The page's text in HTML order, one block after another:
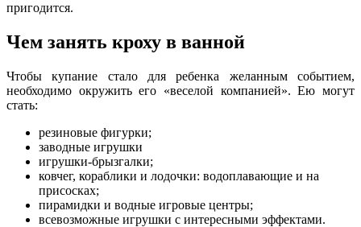
пригодится.
Чем занять кроху в ванной
Чтобы купание стало для ребенка желанным событием,
необходимо окружить его «веселой компанией». Ею могут
стать:
резиновые фигурки;
заводные игрушки
игрушки-брызгалки;
ковчег, кораблики и лодочки: водоплавающие и на
присосках;
пирамидки и водные игровые центры;
всевозможные игрушки с интересными эффектами.